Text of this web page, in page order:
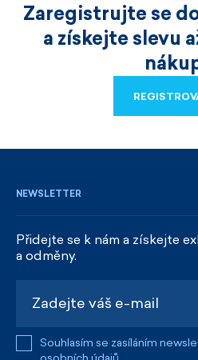
Zaregistrujte se
a získejte slevu
NEWSLETTER
Přidejte se k nám a získejte
a odměny.
Souhlasím se zasíláním